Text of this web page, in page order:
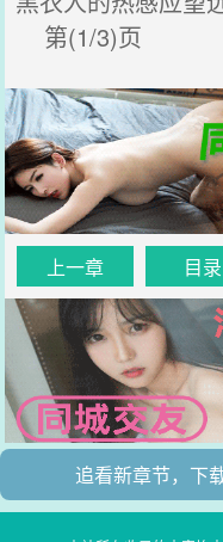
第(1/3)页
上一章 目录
追看新章节，下